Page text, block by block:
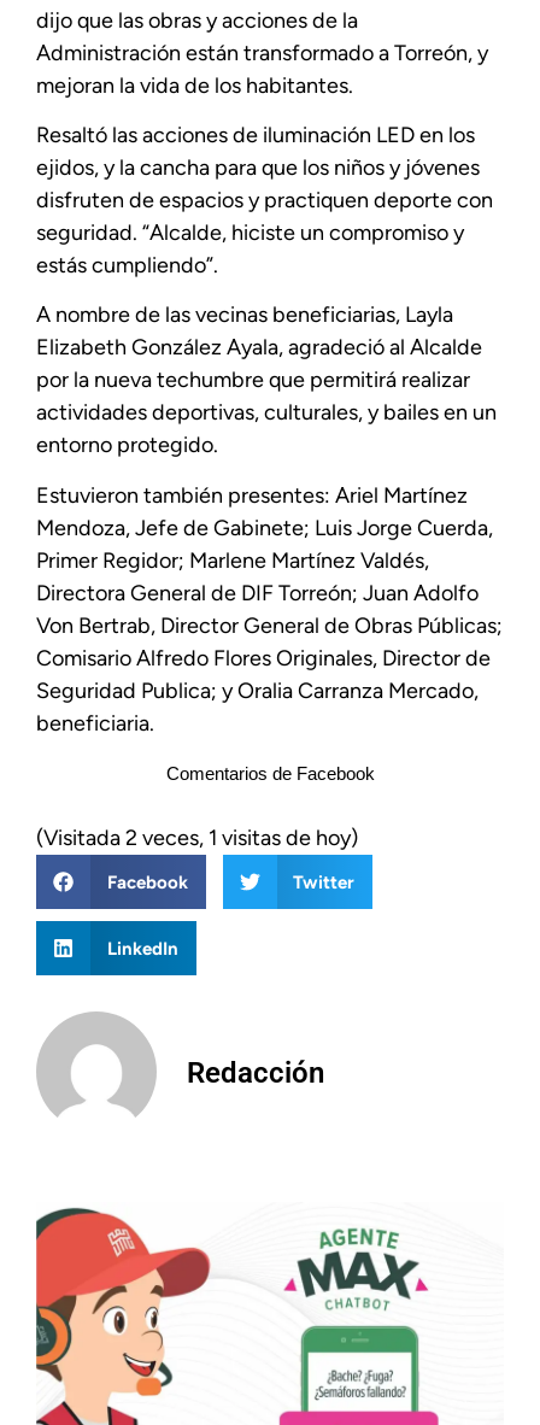
dijo que las obras y acciones de la
Administración están transformado a Torreón, y
mejoran la vida de los habitantes.
Resaltó las acciones de iluminación LED en los
ejidos, y la cancha para que los niños y jóvenes
disfruten de espacios y practiquen deporte con
seguridad. “Alcalde, hiciste un compromiso y
estás cumpliendo”.
A nombre de las vecinas beneficiarias, Layla
Elizabeth González Ayala, agradeció al Alcalde
por la nueva techumbre que permitirá realizar
actividades deportivas, culturales, y bailes en un
entorno protegido.
Estuvieron también presentes: Ariel Martínez
Mendoza, Jefe de Gabinete; Luis Jorge Cuerda,
Primer Regidor; Marlene Martínez Valdés,
Directora General de DIF Torreón; Juan Adolfo
Von Bertrab, Director General de Obras Públicas;
Comisario Alfredo Flores Originales, Director de
Seguridad Publica; y Oralia Carranza Mercado,
beneficiaria.
Comentarios de Facebook
(Visitada 2 veces, 1 visitas de hoy)
Facebook Twitter
LinkedIn
Redacción